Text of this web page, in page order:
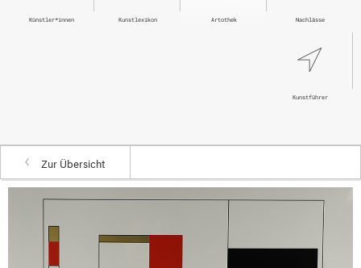
Nachlässe
Artothek
Kunstlexikon
Künstler*innen
Kunstführer
Zur Übersicht